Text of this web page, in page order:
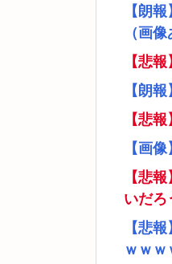
【朗
（画像
【悲
【朗
【悲
【画
【悲
いだ
【悲
ｗｗｗ